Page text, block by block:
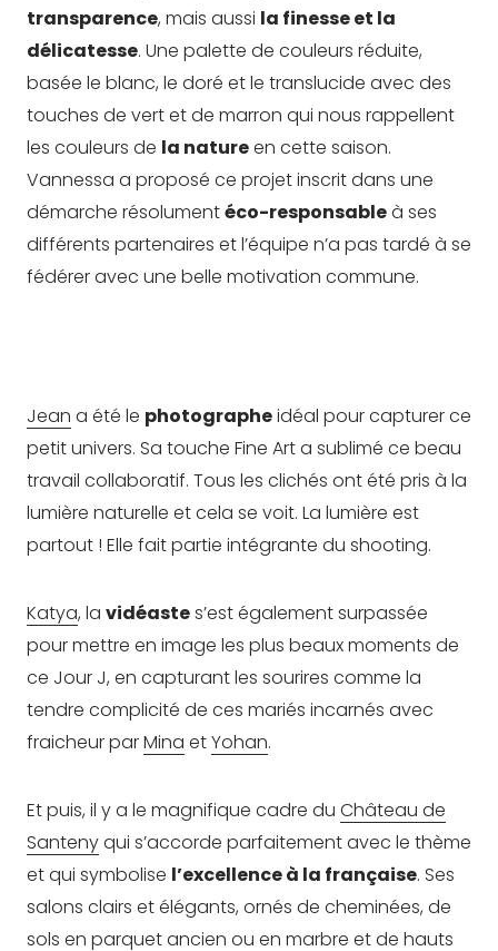
transparence, mais aussi la finesse et la
délicatesse. Une palette de couleurs réduite,
basée le blanc, le doré et le translucide avec des
touches de vert et de marron qui nous rappellent
les couleurs de la natureen cette saison.
Vannessa a proposé ce projet inscrit dans une
démarche résolumentéco-responsableà ses
différents partenaires et l’équipe n’a pas tardé à se
fédérer avec une belle motivation commune.
Jean a été le photographeidéal pour capturer ce
petit univers. Sa touche Fine Art a sublimé ce beau
travail collaboratif. Tous les clichés ont été pris à la
lumière naturelle et cela se voit. La lumière est
partout ! Elle fait partie intégrante du shooting.
Katya, la vidéastes’est également surpassée
pour mettre en image les plus beaux moments de
ce Jour J, en capturant les sourires comme la
tendre complicité de ces mariés incarnés avec
fraicheur parMina etYohan.
Et puis, il y a le magnifique cadre du Château de
Santenyqui s’accorde parfaitement avec le thème
et qui symbolise l’excellence à la française. Ses
salons clairs et élégants, ornés de cheminées, de
sols en parquet ancien ou en marbre et de hauts